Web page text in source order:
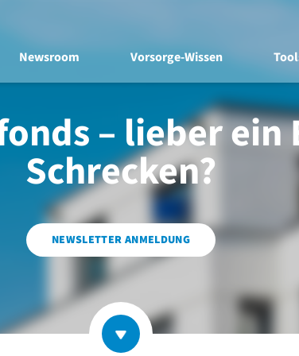
Newsroom Vorsorge-Wissen
– lieber ein
Schrecken?
NEWSLETTER ANMELDUNG